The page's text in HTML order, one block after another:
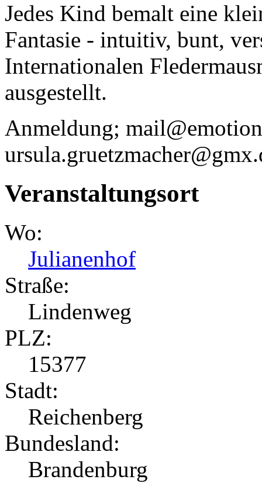
Jedes Kind bemalt eine
Fantasie - intuitiv, bunt,
Internationalen
ausgestellt.
Anmeldung;
Veranstaltungsort
Wo:
Julianenhof
Straße:
Lindenweg
PLZ:
15377
Stadt:
Reichenberg
Bundesland:
Brandenburg